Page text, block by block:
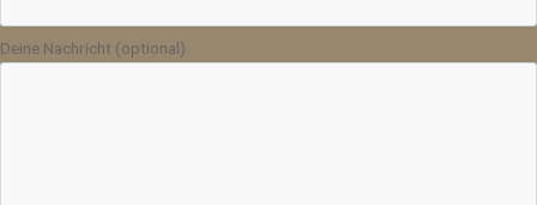
Deine Nachricht (optional)